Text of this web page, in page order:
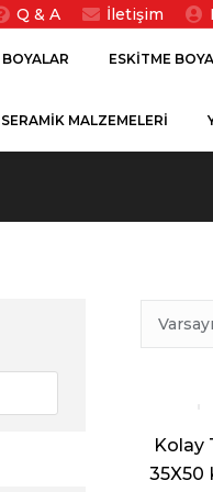
Q & A İletişim
BOYALAR ESKITME
SERAMİK MALZEMELERİ
Kolay
35X50